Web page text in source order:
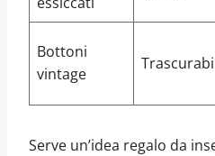
Bottoni
vintage
Serve un’idea regalo da